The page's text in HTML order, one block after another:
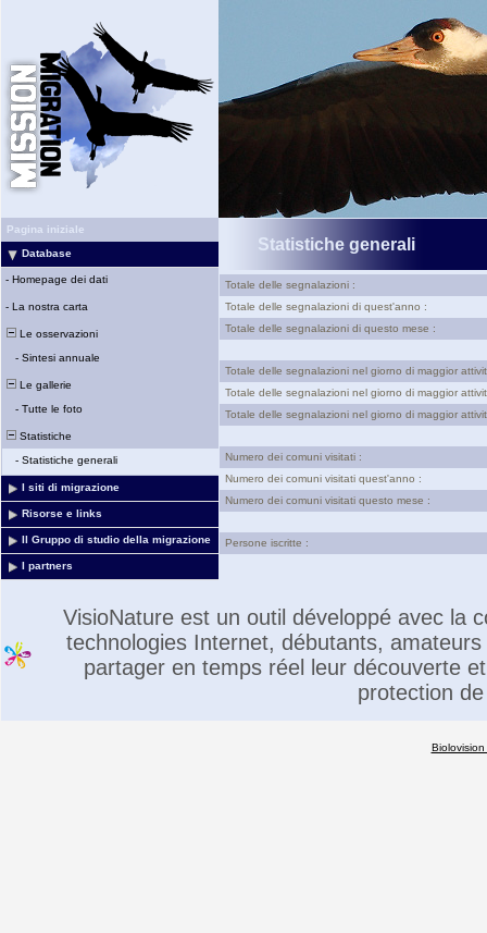
Pagina iniziale
Database
- Homepage dei dati
- La nostra carta
Le osservazioni
- Sintesi annuale
Le gallerie
- Tutte le foto
Statistiche
- Statistiche generali
I siti di migrazione
Risorse e links
Il Gruppo di studio della migrazione
I partners
Statistiche generali
Totale delle segnalazioni :
Totale delle segnalazioni di quest'anno :
Totale delle segnalazioni di questo mese :
Totale delle segnalazioni nel giorno di maggior
Totale delle segnalazioni nel giorno di maggior
Totale delle segnalazioni nel giorno di maggior
Numero dei comuni visitati :
Numero dei comuni visitati quest'anno :
Numero dei comuni visitati questo mese :
Persone iscritte :
VisioNature est un outil développé avec la
technologies Internet, débutants,
partager en temps réel leur découverte
protection
Biolovision